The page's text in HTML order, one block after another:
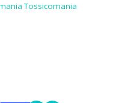
Tossicomania